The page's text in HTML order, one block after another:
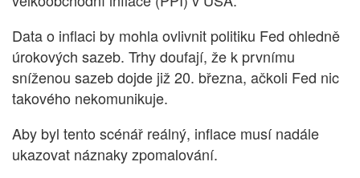
Data o inflaci by mohla ovlivnit politiku Fed ohledně
úrokových sazeb. Trhy doufají, že k prvnímu
sníženou sazeb dojde již 20. března, ačkoli Fed nic
takového nekomunikuje.
Aby byl tento scénář reálný, inflace musí nadále
ukazovat náznaky zpomalování.